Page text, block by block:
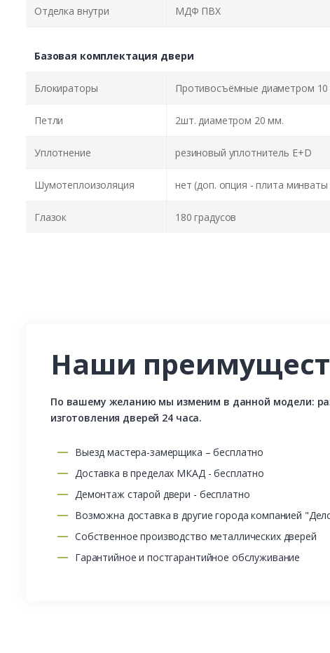
Отделка внутри МДФ ПВХ
Базовая комплектация двери
Блокираторы Противосъёмные диаметром
Петли 2шт. диаметром 20 мм.
Уплотнение резиновый уплотнитель E+D
Шумотеплоизоляция нет (доп. опция - плита
Глазок 180 градусов
Наши
По вашему желанию мы изменим в данной модели:
изготовления дверей 24 часа.
Выезд мастера-замерщика – бесплатно
Доставка в пределах МКАД - бесплатно
Демонтаж старой двери - бесплатно
Возможна доставка в другие города компанией
Собственное производство металлических дверей
Гарантийное и постгарантийное обслуживание